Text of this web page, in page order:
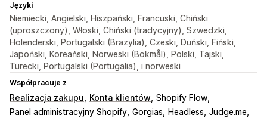
Języki
Niemiecki, Angielski, Hiszpański, Francuski, Chiński
(uproszczony), Włoski, Chiński (tradycyjny), Szwedzki,
Holenderski, Portugalski (Brazylia), Czeski, Duński, Fiński,
Japoński, Koreański, Norweski (Bokmål), Polski, Tajski,
Turecki, Portugalski (Portugalia), i norweski
Współpracuje z
Realizacja zakupu Konta klientów Shopify Flow
Panel administracyjny Shopify Gorgias Headless Judge.me